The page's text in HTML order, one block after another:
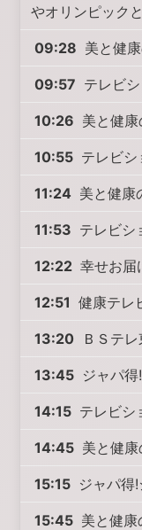
やオリンピック
09:28 美と健
09:57 テレビ
10:26 美と健
10:55 テレビ
11:24 美と健康
11:53 テレビシ
12:22 幸せお届
12:51 健康テレ
13:20 ＢＳテ
13:45 ジャパ
14:15 テレビシ
14:45 美と健
15:15 ジャパ得
15:45 美と健